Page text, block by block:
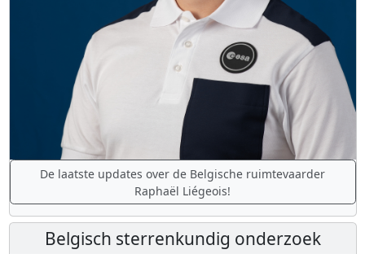
De laatste updates over de Belgische ruimtevaarder
Raphaël Liégeois!
Belgisch sterrenkundig onderzoek